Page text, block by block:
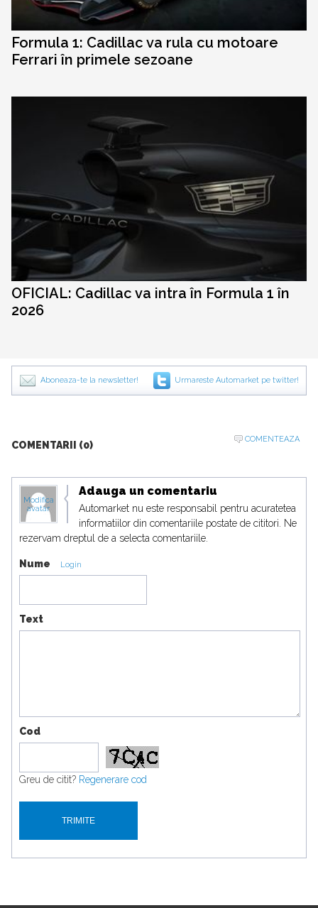
Formula 1: Cadillac va rula cu motoare
Ferrari în primele sezoane
OFICIAL: Cadillac va intra în Formula 1 în
2026
Aboneaza-te la newsletter! Urmareste Automarket pe twitter!
COMENTARII (0)
COMENTEAZA
Modifica
avatar
Adauga un comentariu
Automarket nu este responsabil pentru acuratetea
informatiilor din comentariile postate de cititori. Ne
rezervam dreptul de a selecta comentariile.
Nume Login
Text
Cod
Greu de citit? Regenerare cod